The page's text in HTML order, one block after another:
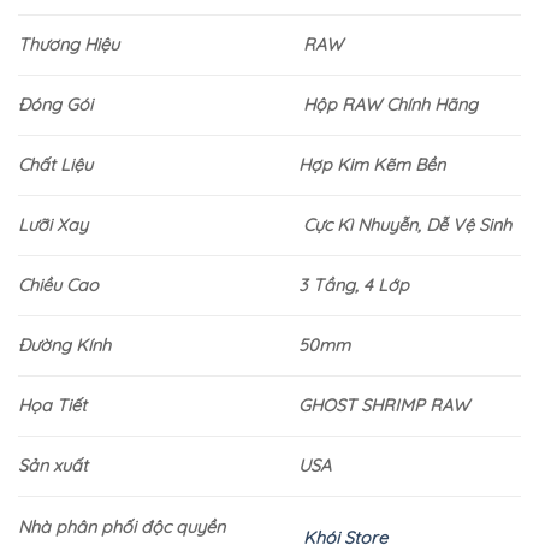
Thương Hiệu RAW
Đóng Gói Hộp RAW Chính Hãng
Chất Liệu Hợp Kim Kẽm Bền
Lưỡi Xay Cực Kì Nhuyễn, Dễ Vệ Sinh
Chiều Cao 3 Tầng, 4 Lớp
Đường Kính 50mm
Họa Tiết GHOST SHRIMP RAW
Sản xuất USA
Nhà phân phối độc quyền Khói Store